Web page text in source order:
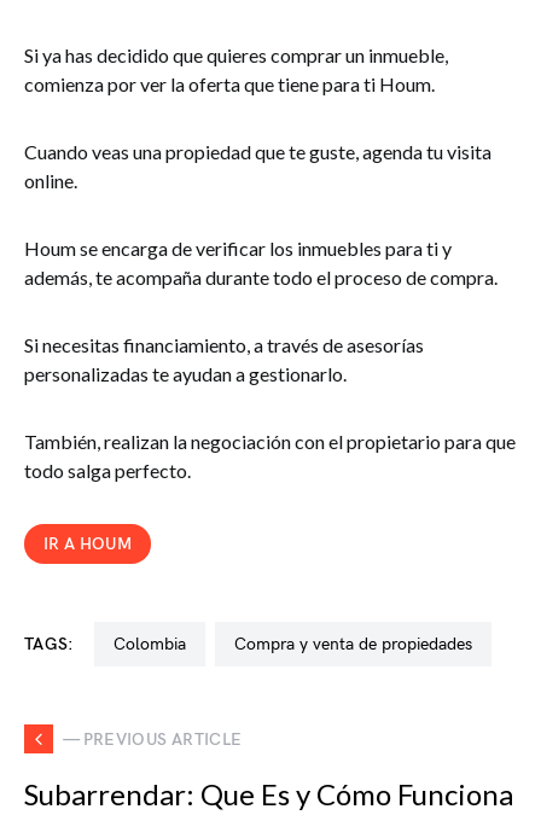
Si ya has decidido que quieres comprar un inmueble,
comienza por ver la oferta que tiene para ti Houm.
Cuando veas una propiedad que te guste, agenda tu visita
online.
Houm se encarga de verificar los inmuebles para ti y
además, te acompaña durante todo el proceso de compra.
Si necesitas financiamiento, a través de asesorías
personalizadas te ayudan a gestionarlo.
También, realizan la negociación con el propietario para que
todo salga perfecto.
IR A HOUM
TAGS: colombia compra y venta de propiedades
— PREVIOUS ARTICLE
Subarrendar: Que Es y Cómo Funciona